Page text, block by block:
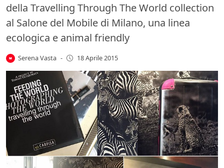
della Travelling Through The World collection
al Salone del Mobile di Milano, una linea
ecologica e animal friendly
Serena Vasta - 18 Aprile 2015